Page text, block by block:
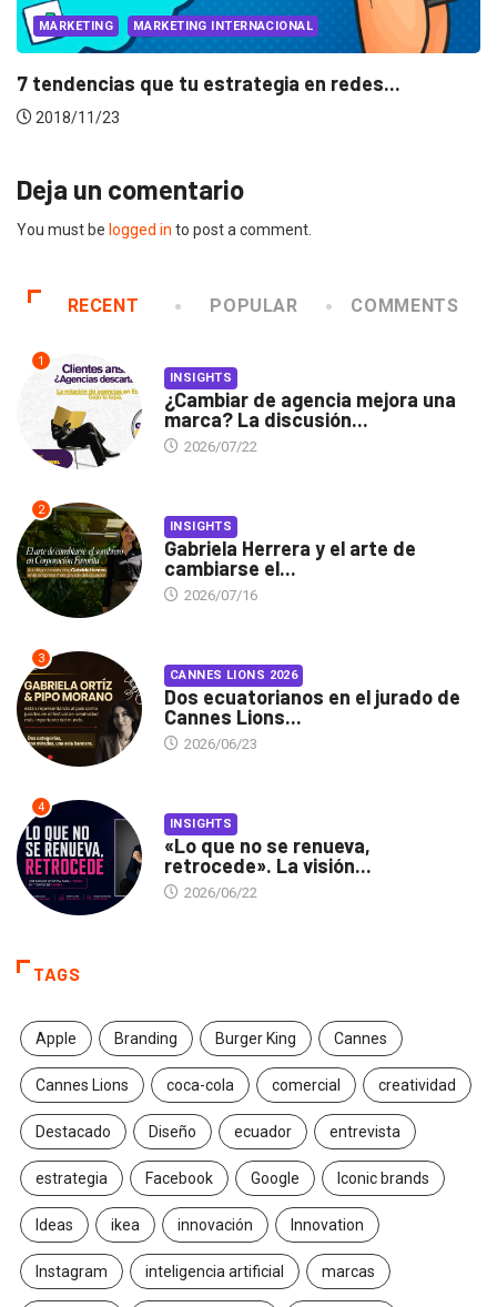
MARKETING MARKETING INTERNACIONAL
7 tendencias que tu estrategia en redes...
2018/11/23
Deja un comentario
You must be logged in to post a comment.
RECENT POPULAR COMMENTS
1
INSIGHTS
¿Cambiar de agencia mejora una
marca? La discusión...
2026/07/22
2
INSIGHTS
Gabriela Herrera y el arte de
cambiarse el...
2026/07/16
3
CANNES LIONS 2026
Dos ecuatorianos en el jurado de
Cannes Lions...
2026/06/23
4
INSIGHTS
«Lo que no se renueva,
retrocede». La visión...
2026/06/22
TAGS
Apple Branding Burger King Cannes
Cannes Lions coca-cola comercial creatividad
Destacado Diseño ecuador entrevista
estrategia Facebook Google Iconic brands
Ideas ikea innovación Innovation
Instagram inteligencia artificial marcas